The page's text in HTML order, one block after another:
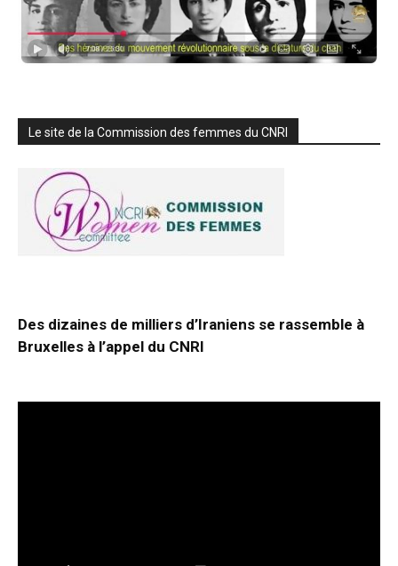
Le site de la Commission des femmes du CNRI
Des dizaines de milliers d’Iraniens se rassemble à
Bruxelles à l’appel du CNRI